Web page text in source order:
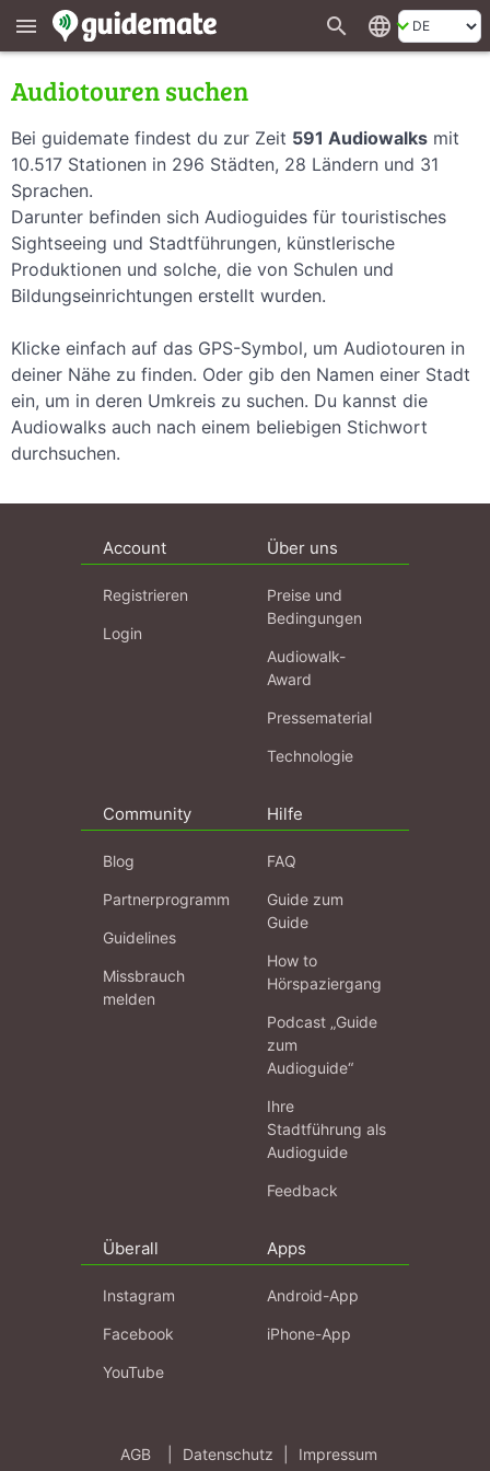
menu search language
Audiotouren suchen
Bei guidemate findest du zur Zeit 591 Audiowalks mit
10.517 Stationen in 296 Städten, 28 Ländern und 31
Sprachen.
Darunter befinden sich Audioguides für touristisches
Sightseeing und Stadtführungen, künstlerische
Produktionen und solche, die von Schulen und
Bildungseinrichtungen erstellt wurden.
Klicke einfach auf das GPS-Symbol, um Audiotouren in
deiner Nähe zu finden. Oder gib den Namen einer Stadt
ein, um in deren Umkreis zu suchen. Du kannst die
Audiowalks auch nach einem beliebigen Stichwort
durchsuchen.
Account
Registrieren
Login
Über uns
Preise und
Bedingungen
Audiowalk-
Award
Pressematerial
Technologie
Community
Blog
Partnerprogramm
Guidelines
Missbrauch
melden
Hilfe
FAQ
Guide zum
Guide
How to
Hörspaziergang
Podcast „Guide
zum
Audioguide“
Ihre
Stadtführung als
Audioguide
Feedback
Überall
Instagram
Facebook
YouTube
Apps
Android-App
iPhone-App
AGB Datenschutz Impressum